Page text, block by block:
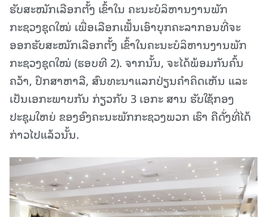
ຮັບສະໝັກເລືອກຕັ້ງ ເຂົ້າໃນ ຄະນະບໍລິຫານງານພັກ
ກະຊວງຊຸດໃໝ່ ເພື່ອເລືອກເຟັ້ນເອົາບຸກຄະລາກອນທີ່ຈະ
ອອກຮັບສະໝັກເລືອກຕັ້ງ ເຂົ້າໃນຄະນະບໍລິຫານງານພັກ
ກະຊວງຊຸດໃໝ່ (ຮອບທີ 2). ຈາກນັ້ນ, ຈະໄດ້ພ້ອມກັນຄົ້ນ
ຄວ້າ, ປຶກສາຫາລື, ສົນທະນາແລກປ່ຽນຄໍາຄິດເຫັນ ແລະ
ເປັນເອກະພາບກັນ ກ່ຽວກັບ 3 ເອກະ ສານ ຮັບໃຊ້ກອງ
ປະຊຸມໃຫຍ່ ຂອງອົງຄະນະພັກກະຊວງພວກ ເຮົາ ຄືດັ່ງທີ່ໄດ້
ກ່າວໄປແລ້ວນັ້ນ.